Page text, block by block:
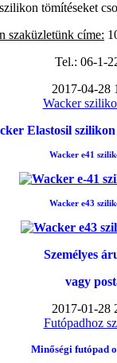
tömítéseket
szaküzletünk címe:
Tel.: 06-1-
2017-04-28
Wacker
Elastosil
Wacker e41
Wacker e43
Személyes
vagy
2017-01-28
Futópadhoz
Minőségi futópad